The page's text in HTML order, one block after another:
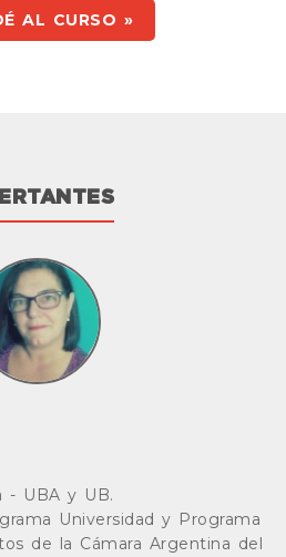
AL CURSO »
- UBA y UB.
Universidad y Programa
de la Cámara Argentina del